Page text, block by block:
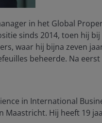
in het Global
sinds 2014, toen hij
waar hij bijna zeven
beheerde. Na
in International
Maastricht. Hij heeft 19